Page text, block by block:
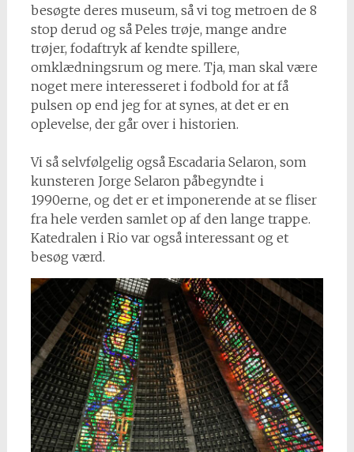
besøgte deres museum, så vi tog metroen de 8
stop derud og så Peles trøje, mange andre
trøjer, fodaftryk af kendte spillere,
omklædningsrum og mere. Tja, man skal være
noget mere interesseret i fodbold for at få
pulsen op end jeg for at synes, at det er en
oplevelse, der går over i historien.
Vi så selvfølgelig også Escadaria Selaron, som
kunsteren Jorge Selaron påbegyndte i
1990erne, og det er et imponerende at se fliser
fra hele verden samlet op af den lange trappe.
Katedralen i Rio var også interessant og et
besøg værd.